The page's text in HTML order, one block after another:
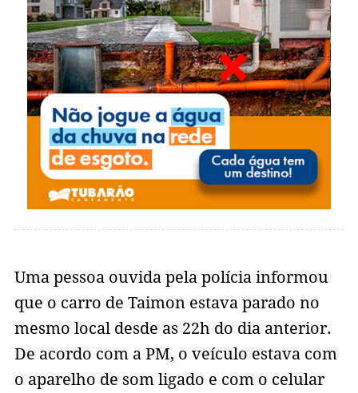
Uma pessoa ouvida pela polícia informou
que o carro de Taimon estava parado no
mesmo local desde as 22h do dia anterior.
De acordo com a PM, o veículo estava com
o aparelho de som ligado e com o celular